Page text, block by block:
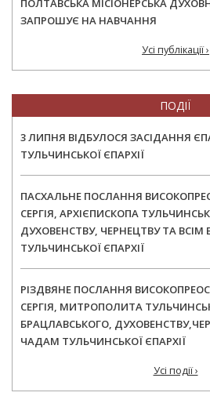
ПОЛТАВСЬКА МІСІОНЕРСЬКА
ЗАПРОШУЄ НА НАВЧАННЯ
Усі публікації ›
ПОДІЇ
3 ЛИПНЯ ВІДБУЛОСЯ ЗАСІДАННЯ
ТУЛЬЧИНСЬКОЇ ЄПАРХІЇ
ПАСХАЛЬНЕ ПОСЛАННЯ
СЕРГІЯ, АРХІЄПИСКОПА
ДУХОВЕНСТВУ, ЧЕРНЕЦТВУ ТА
ТУЛЬЧИНСЬКОЇ ЄПАРХІЇ
РІЗДВЯНЕ ПОСЛАННЯ
СЕРГІЯ, МИТРОПОЛИТА
БРАЦЛАВСЬКОГО,
ЧАДАМ ТУЛЬЧИНСЬКОЇ ЄПАРХІЇ
Усі події ›